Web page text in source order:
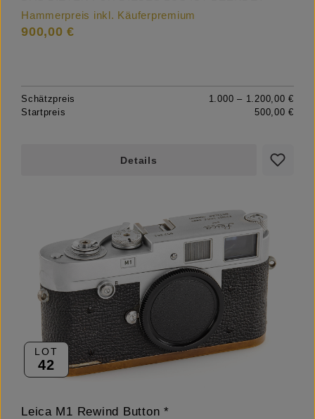
Hammerpreis inkl. Käuferpremium
900,00 €
Schätzpreis
1.000 – 1.200,00 €
Startpreis
500,00 €
Details
LOT
42
Leica M1 Rewind Button *